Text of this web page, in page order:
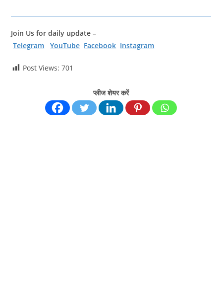
Join Us for daily update –
Telegram
YouTube Facebook Instagram
Post Views: 701
प्लीज शेयर करें